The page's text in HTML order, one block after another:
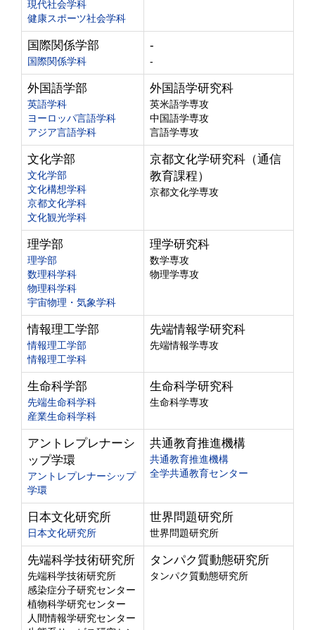
現代社会学科
健康スポーツ社会学科
国際関係学部
国際関係学科
-
-
外国語学部
英語学科
ヨーロッパ言語学科
アジア言語学科
外国語学研究科
英米語学専攻
中国語学専攻
言語学専攻
文化学部
文化学部
文化構想学科
京都文化学科
文化観光学科
京都文化学研究科（通信
教育課程）
京都文化学専攻
理学部
理学部
数理科学科
物理科学科
宇宙物理・気象学科
理学研究科
数学専攻
物理学専攻
情報理工学部
情報理工学部
情報理工学科
先端情報学研究科
先端情報学専攻
生命科学部
先端生命科学科
産業生命科学科
生命科学研究科
生命科学専攻
アントレプレナーシ
ップ学環
アントレプレナーシップ
学環
共通教育推進機構
共通教育推進機構
全学共通教育センター
日本文化研究所
日本文化研究所
世界問題研究所
世界問題研究所
先端科学技術研究所
先端科学技術研究所
感染症分子研究センター
植物科学研究センター
人間情報学研究センター
タンパク質動態研究所
タンパク質動態研究所